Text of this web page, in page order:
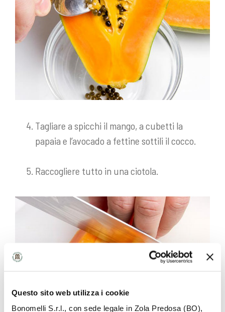
Questo sito web utilizza i cookie
Bonomelli S.r.l., con sede legale in Zola Predosa (BO),
Tagliare a spicchi il mango, a cubetti la
papaia e l’avocado a fettine sottili il cocco.
Raccogliere tutto in una ciotola.